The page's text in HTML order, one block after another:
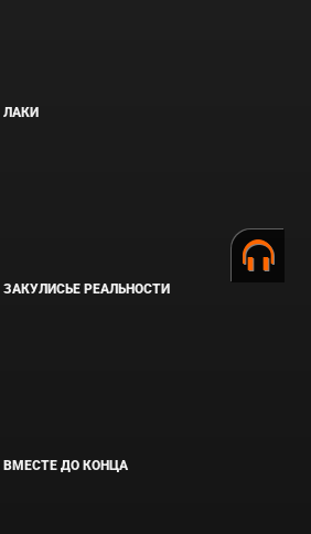
ЛАКИ
ЗАКУЛИСЬЕ РЕАЛЬНОСТИ
ВМЕСТЕ ДО КОНЦА